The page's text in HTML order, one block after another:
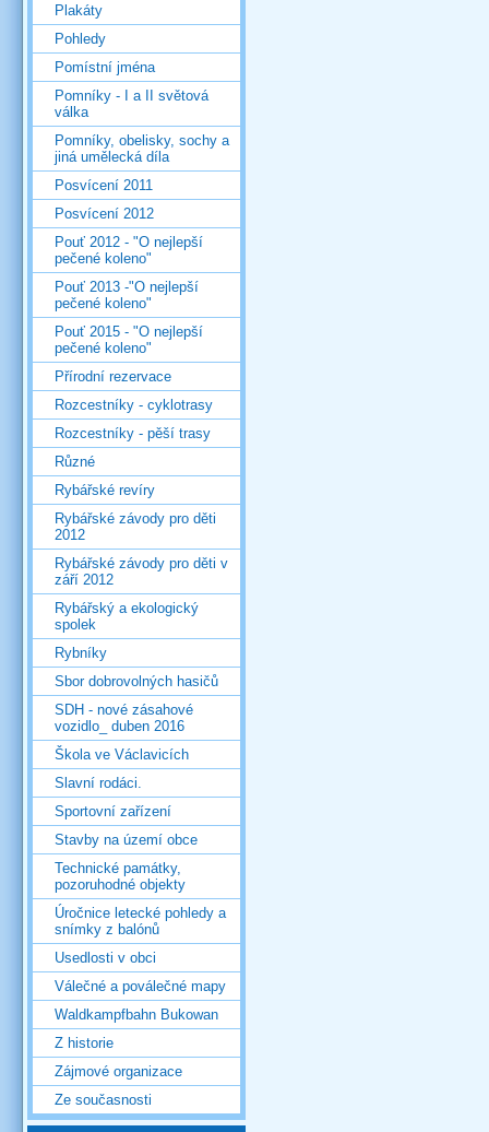
Plakáty
Pohledy
Pomístní jména
Pomníky - I a II světová
válka
Pomníky, obelisky, sochy a
jiná umělecká díla
Posvícení 2011
Posvícení 2012
Pouť 2012 - "O nejlepší
pečené koleno"
Pouť 2013 -"O nejlepší
pečené koleno"
Pouť 2015 - "O nejlepší
pečené koleno"
Přírodní rezervace
Rozcestníky - cyklotrasy
Rozcestníky - pěší trasy
Různé
Rybářské revíry
Rybářské závody pro děti
2012
Rybářské závody pro děti v
září 2012
Rybářský a ekologický
spolek
Rybníky
Sbor dobrovolných hasičů
SDH - nové zásahové
vozidlo_ duben 2016
Škola ve Václavicích
Slavní rodáci.
Sportovní zařízení
Stavby na území obce
Technické památky,
pozoruhodné objekty
Úročnice letecké pohledy a
snímky z balónů
Usedlosti v obci
Válečné a poválečné mapy
Waldkampfbahn Bukowan
Z historie
Zájmové organizace
Ze současnosti